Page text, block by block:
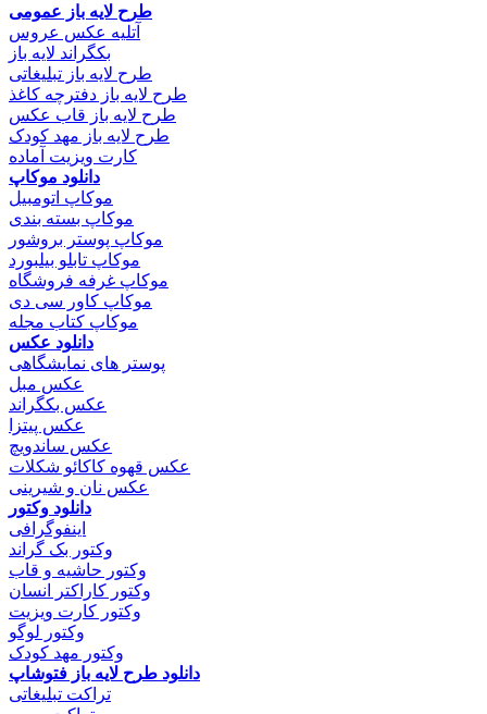
طرح لایه باز عمومی
آتلیه عکس عروس
بکگراند لایه باز
طرح لایه باز تبلیغاتی
طرح لایه باز دفترچه کاغذ
طرح لایه باز قاب عکس
طرح لایه باز مهد کودک
کارت ویزیت آماده
دانلود موکاپ
موکاپ اتومبیل
موکاپ بسته بندی
موکاپ پوستر بروشور
موکاپ تابلو بیلبورد
موکاپ غرفه فروشگاه
موکاپ کاور سی دی
موکاپ کتاب مجله
دانلود عکس
پوستر های نمایشگاهی
عکس مبل
عکس بکگراند
عکس پیتزا
عکس ساندویچ
عکس قهوه کاکائو شکلات
عکس نان و شیرینی
دانلود وکتور
اینفوگرافی
وکتور بک گراند
وکتور حاشیه و قاب
وکتور کاراکتر انسان
وکتور کارت ویزیت
وکتور لوگو
وکتور مهد کودک
دانلود طرح لایه باز فتوشاپ
تراکت تبلیغاتی